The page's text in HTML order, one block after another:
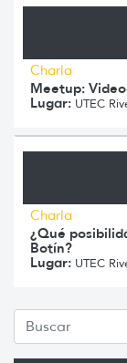
Charla
Meetup:
Lugar: UTEC
Charla
¿Qué
Botín?
Lugar: UTEC